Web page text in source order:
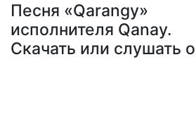
Песня «Qarangy»
исполнителя Qanay.
Скачать или слушать